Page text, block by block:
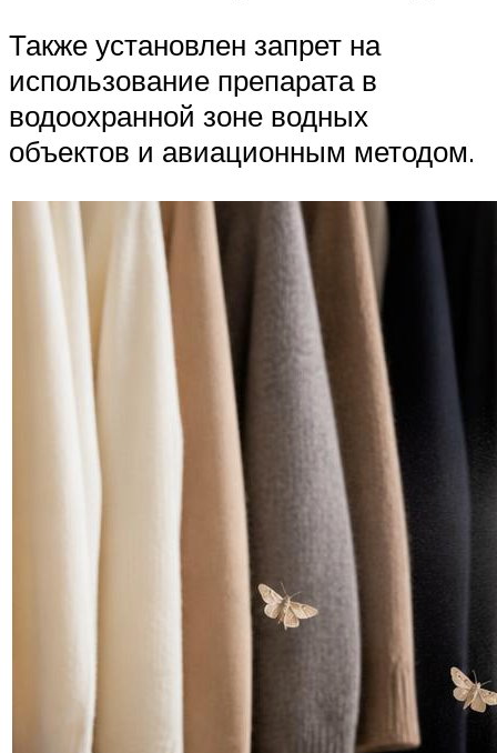
Также установлен запрет на
использование препарата в
водоохранной зоне водных
объектов и авиационным методом.